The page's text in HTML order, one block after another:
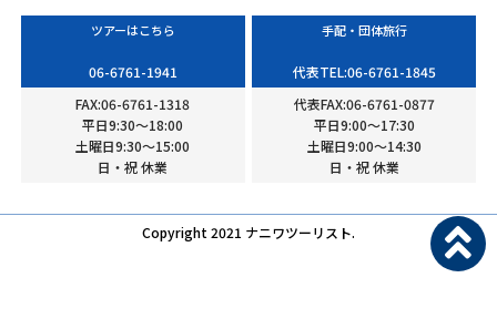
ツアーはこちら
06-6761-1941
FAX:06-6761-1318
平日9:30〜18:00
土曜日9:30〜15:00
日・祝 休業
手配・団体旅行
代表TEL:06-6761-1845
代表FAX:06-6761-0877
平日9:00〜17:30
土曜日9:00〜14:30
日・祝 休業
Copyright 2021 ナニワツーリスト.